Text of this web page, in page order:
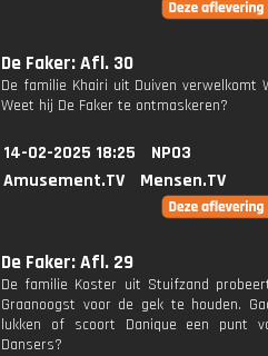
De Faker: Afl. 30
De familie Khairi uit Duiven verwelkomt
Weet hij De Faker te ontmaskeren?
14-02-2025 18:25
NPO3
Amusement.TV
Mensen.TV
De Faker: Afl. 29
De familie Koster uit Stuifzand
Graanoogst voor de gek te houden.
lukken of scoort Danique een punt
Dansers?